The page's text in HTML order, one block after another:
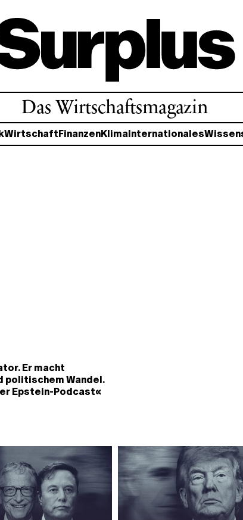
Das Wirtschaftsmagazin
WirtschaftFinanzenKlimaInternationales
Er macht
politischem Wandel.
Epstein-Podcast«